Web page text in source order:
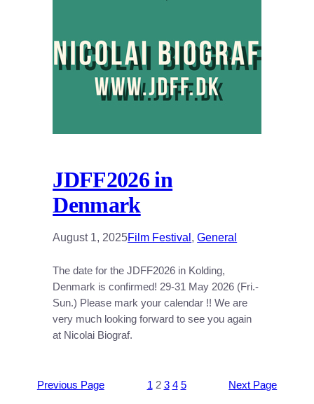
JDFF2026 in
Denmark
August 1, 2025Film Festival , General
The date for the JDFF2026 in Kolding,
Denmark is confirmed! 29-31 May 2026 (Fri.-
Sun.) Please mark your calendar !! We are
very much looking forward to see you again
at Nicolai Biograf.
Previous Page 1 2 3 4 5 Next Page